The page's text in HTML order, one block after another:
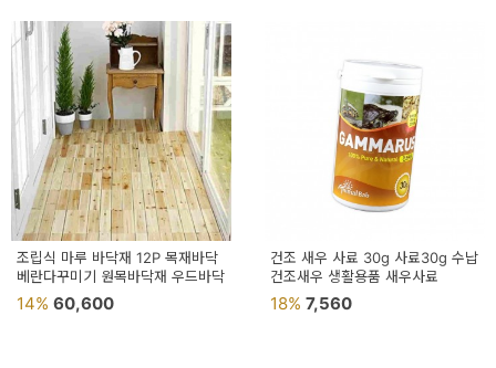
조립식 마루 바닥재 12P 목재바닥
베란다꾸미기 원목바닥재 우드바닥
14% 60,600
건조 새우 사료 30g 사료30g 수납
건조새우 생활용품 새우사료
18% 7,560